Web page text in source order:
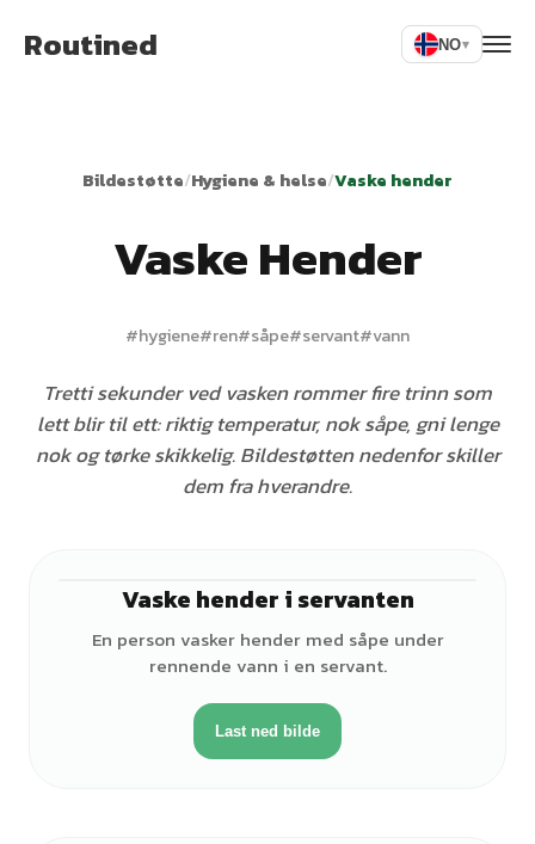
Routined NO▾
Bildestøtte/Hygiene & helse/Vaske hender
Vaske Hender
#hygiene#ren#såpe#servant#vann
Tretti sekunder ved vasken rommer fire trinn som
lett blir til ett: riktig temperatur, nok såpe, gni lenge
nok og tørke skikkelig. Bildestøtten nedenfor skiller
dem fra hverandre.
Vaske hender i servanten
En person vasker hender med såpe under
rennende vann i en servant.
Last ned bilde